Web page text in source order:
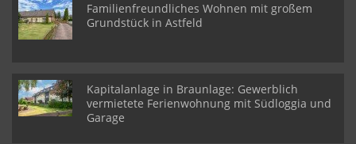
Familienfreundliches Wohnen mit großem
Grundstück in Astfeld
Kapitalanlage in Braunlage: Gewerblich
vermietete Ferienwohnung mit Südloggia und
Garage